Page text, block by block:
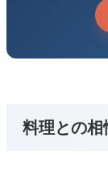
料理との相